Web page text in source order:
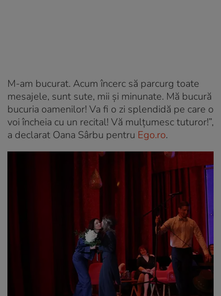
M-am bucurat. Acum încerc să parcurg toate
mesajele, sunt sute, mii și minunate. Mă bucură
bucuria oamenilor! Va fi o zi splendidă pe care o
voi încheia cu un recital! Vă mulțumesc tuturor!”,
a declarat Oana Sârbu pentru Ego.ro.